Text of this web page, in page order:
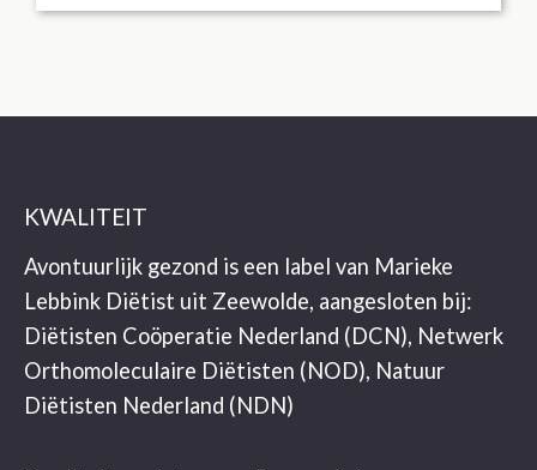
KWALITEIT
Avontuurlijk gezond is een label van Marieke
Lebbink Diëtist uit Zeewolde, aangesloten bij:
Diëtisten Coöperatie Nederland (DCN), Netwerk
Orthomoleculaire Diëtisten (NOD), Natuur
Diëtisten Nederland (NDN)